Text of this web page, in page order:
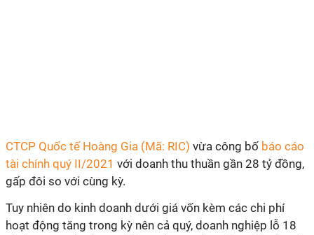
CTCP Quốc tế Hoàng Gia (Mã: RIC) vừa công bố báo cáo
tài chính quý II/2021 với doanh thu thuần gần 28 tỷ đồng,
gấp đôi so với cùng kỳ.
Tuy nhiên do kinh doanh dưới giá vốn kèm các chi phí
hoạt động tăng trong kỳ nên cả quý, doanh nghiệp lỗ 18